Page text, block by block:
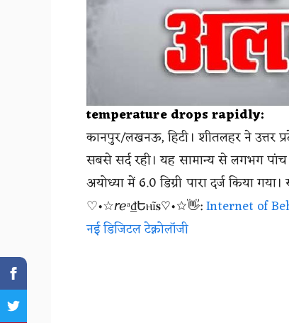
temperature drops rapidly:
कानपुर/लखनऊ, हिटी। शीतलहर ने उत्तर
सबसे सर्द रही। यह सामान्य से लगभग
अयोध्या में 6.0 डिग्री पारा दर्ज किया
♡•☆𝘳ℯᵃ₫Եⲏĩ𝐬♡•☆👋:Internet of
नई डिजिटल टेक्नोलॉजी